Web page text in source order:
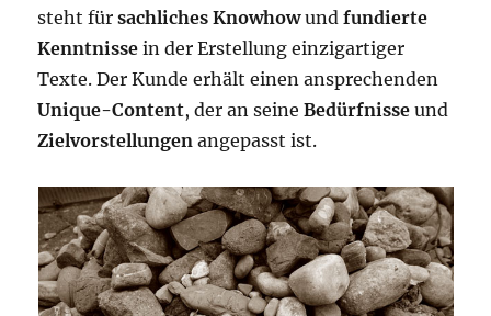
steht fürsachliches Knowhowundfundierte
Kenntnisse in der Erstellung einzigartiger
Texte. Der Kunde erhält einen ansprechenden
Unique-Content, der an seineBedürfnisse und
Zielvorstellungenangepasst ist.